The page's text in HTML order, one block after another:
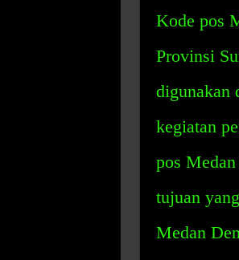
Kode pos
Provinsi
digunakan
kegiatan
pos
tujuan
Medan